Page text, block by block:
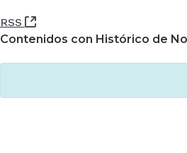
RSS
(Abre una nueva ventana)
Contenidos con Histórico de